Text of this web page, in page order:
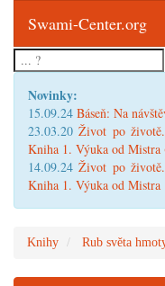
Swami-Center.org
Novinky:
15.09.24 Báseň: Na
23.03.20Život po
Kniha 1. Výuka od Mistra
14.09.24Život po
Kniha 1. Výuka od Mistra
Knihy Rub světa